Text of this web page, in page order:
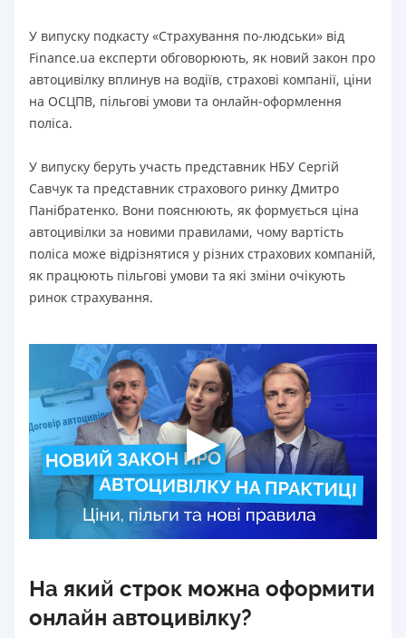
У випуску подкасту «Страхування по-людськи» від
Finance.ua експерти обговорюють, як новий закон про
автоцивілку вплинув на водіїв, страхові компанії, ціни
на ОСЦПВ, пільгові умови та онлайн-оформлення
поліса.
У випуску беруть участь представник НБУ Сергій
Савчук та представник страхового ринку Дмитро
Панібратенко. Вони пояснюють, як формується ціна
автоцивілки за новими правилами, чому вартість
поліса може відрізнятися у різних страхових компаній,
як працюють пільгові умови та які зміни очікують
ринок страхування.
На який строк можна оформити
онлайн автоцивілку?